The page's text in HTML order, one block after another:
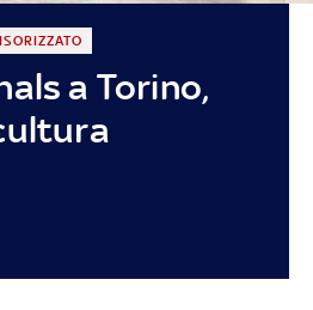
a Torino,